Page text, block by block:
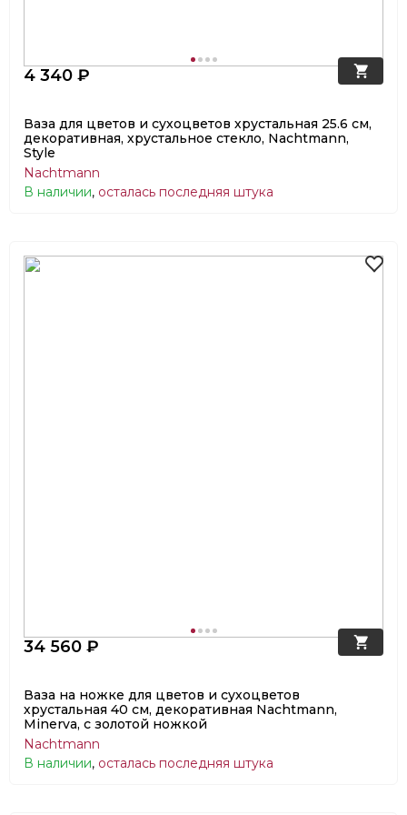
4 340 ₽
Ваза для цветов и сухоцветов хрустальная 25.6 см,
декоративная, хрустальное стекло, Nachtmann,
Style
Nachtmann
В наличии, осталась последняя штука
34 560 ₽
Ваза на ножке для цветов и сухоцветов
хрустальная 40 см, декоративная Nachtmann,
Minerva, с золотой ножкой
Nachtmann
В наличии, осталась последняя штука